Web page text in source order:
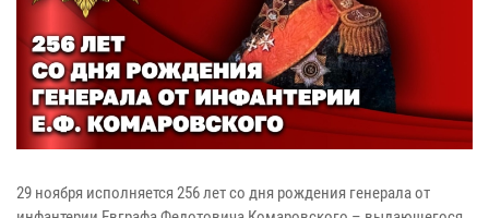
29 ноября исполняется 256 лет со дня рождения генерала от